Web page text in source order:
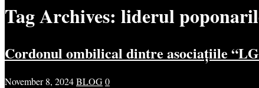
Tag Archives: liderul
Cordonul ombilical dintre asociațiile
November 8, 2024BLOG0